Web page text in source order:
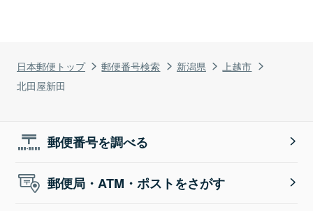
日本郵便トップ 郵便番号検索 新潟県
上越市
北田屋新田
郵便番号を調べる
郵便局・ATM・ポストをさがす